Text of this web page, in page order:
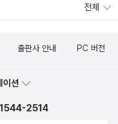
전체
출판사 안내 PC 버전
이션
1544-2514